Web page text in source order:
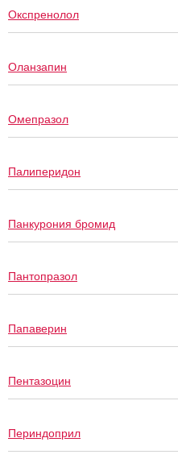
Окспренолол
Оланзапин
Омепразол
Палиперидон
Панкурония бромид
Пантопразол
Папаверин
Пентазоцин
Периндоприл